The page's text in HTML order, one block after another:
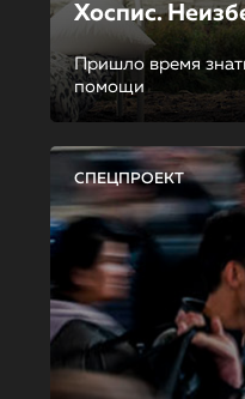
Хоспис.
Пришло время
помощи
СПЕЦПРОЕКТ